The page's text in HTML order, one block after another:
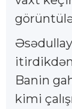
Banin
kimi